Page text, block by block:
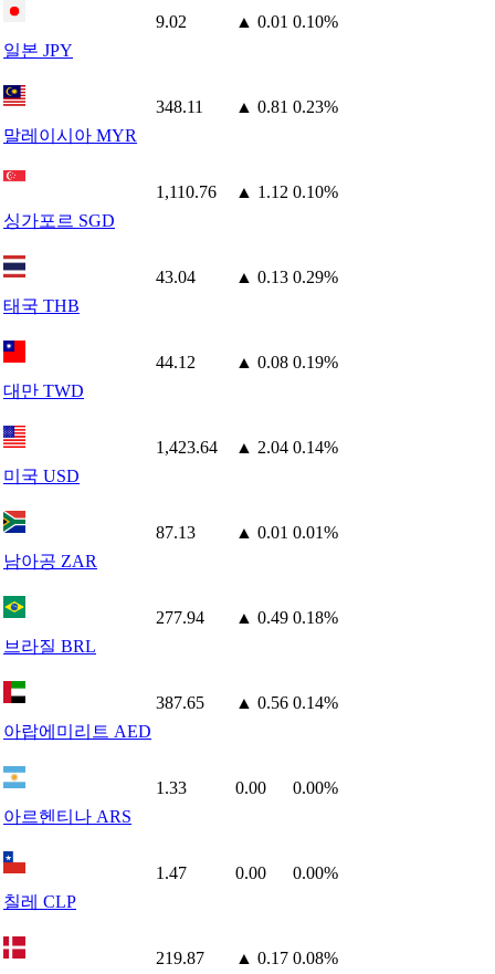
일본 JPY
9.02 ▲ 0.01 0.10%
말레이시아 MYR
348.11 ▲ 0.81 0.23%
싱가포르 SGD
1,110.76 ▲ 1.12 0.10%
태국 THB
43.04 ▲ 0.13 0.29%
대만 TWD
44.12 ▲ 0.08 0.19%
미국 USD
1,423.64 ▲ 2.04 0.14%
남아공 ZAR
87.13 ▲ 0.01 0.01%
브라질 BRL
277.94 ▲ 0.49 0.18%
아랍에미리트 AED
387.65 ▲ 0.56 0.14%
아르헨티나 ARS
1.33 0.00 0.00%
칠레 CLP
1.47 0.00 0.00%
219.87 ▲ 0.17 0.08%